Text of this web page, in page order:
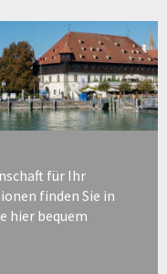
für Ihr
finden Sie in
hier bequem